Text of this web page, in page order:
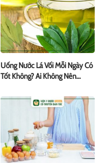
Uống Nước Lá Vối Mỗi Ngày Có
Tốt Không? Ai Không Nên